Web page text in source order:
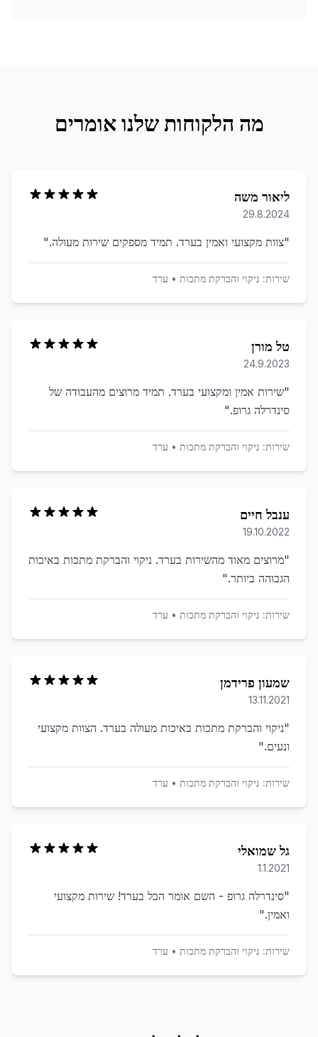
מה הלקוחות שלנו אומרים
ליאור משה
29.8.2024
"צוות מקצועי ואמין בערד. תמיד מספקים שירות מעולה."
שירות: ניקוי והברקת מתכות • ערד
טל מורן
24.9.2023
"שירות אמין ומקצועי בערד. תמיד מרוצים מהעבודה של
סינדרלה גרופ."
שירות: ניקוי והברקת מתכות • ערד
ענבל חיים
19.10.2022
"מרוצים מאוד מהשירות בערד. ניקוי והברקת מתכות באיכות
הגבוהה ביותר."
שירות: ניקוי והברקת מתכות • ערד
שמעון פרידמן
13.11.2021
"ניקוי והברקת מתכות באיכות מעולה בערד. הצוות מקצועי
ונעים."
שירות: ניקוי והברקת מתכות • ערד
גל שמואלי
1.1.2021
"סינדרלה גרופ - השם אומר הכל בערד! שירות מקצועי
ואמין."
שירות: ניקוי והברקת מתכות • ערד